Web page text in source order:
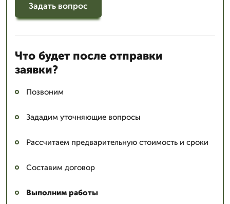
Задать вопрос
Что будет после отправки
заявки?
Позвоним
Зададим уточняющие вопросы
Рассчитаем предварительную стоимость и сроки
Составим договор
Выполним работы